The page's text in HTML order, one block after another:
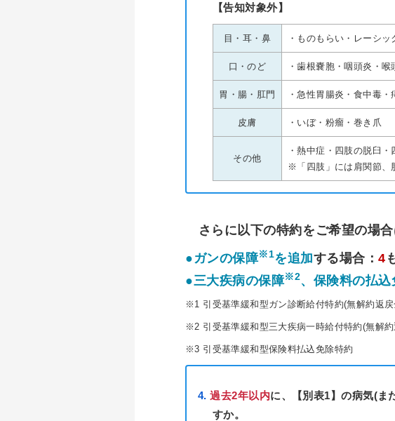
【告知対象外】
目・耳・鼻 ・ものもらい・レーシ
口・のど ・歯根嚢胞・咽頭炎・喉
胃・腸・肛門 ・急性胃腸炎・食中毒・
皮膚 ・いぼ・粉瘤・巻き爪
その他
・熱中症・四肢の脱臼
※「四肢」には肩関節、
さらに以下の特約をご希望の場合
●ガンの保障※1を追加する場合：4
●三大疾病の保障※2、保険料の払込
※1 引受基準緩和型ガン診断給付特約(無解約返
※2 引受基準緩和型三大疾病一時給付特約(無解
※3 引受基準緩和型保険料払込免除特約
過去2年以内に、【別表1】の病気(ま
すか。